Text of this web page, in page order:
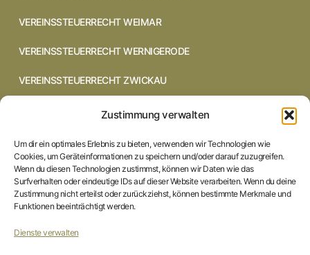
Zustimmung verwalten
Um dir ein optimales Erlebnis zu bieten, verwenden wir Technologien wie
Cookies, um Geräteinformationen zu speichern und/oder darauf zuzugreifen.
Wenn du diesen Technologien zustimmst, können wir Daten wie das
Surfverhalten oder eindeutige IDs auf dieser Website verarbeiten. Wenn du deine
Zustimmung nicht erteilst oder zurückziehst, können bestimmte Merkmale und
Funktionen beeinträchtigt werden.
Dienste verwalten
VEREINSSTEUERRECHT WEIMAR
VEREINSSTEUERRECHT WERNIGERODE
VEREINSSTEUERRECHT ZWICKAU
VEREINSSTEUERRECHT CHEMNITZ
VEREINSSTEUERRECHT DRESDEN
VEREINSSTEUERRECHT COTTBUS
VEREINSSTEUERRECHT IN BRAUNSCHWEIG